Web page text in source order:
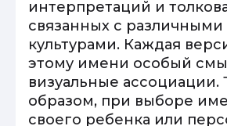
интерпретаций и
связанных с
культурами. Каждая
этому имени особый
визуальные ассоциации.
образом, при выборе
своего ребенка или